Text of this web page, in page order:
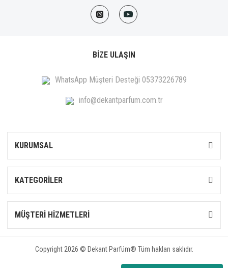
BİZE ULAŞIN
WhatsApp Müşteri Desteği 05373226789
info@dekantparfum.com.tr
KURUMSAL
KATEGORİLER
MÜŞTERİ HİZMETLERİ
Copyright 2026 © Dekant Parfüm® Tüm hakları saklıdır.